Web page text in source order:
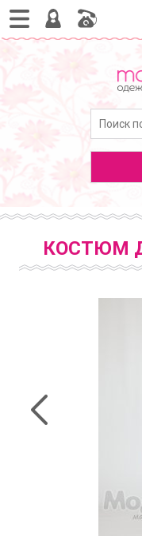
КОСТЮМ